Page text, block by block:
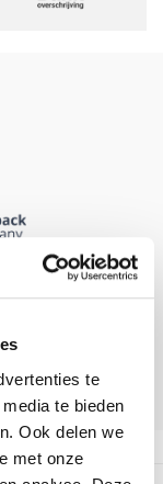
te
te bieden
Ook delen we
met onze